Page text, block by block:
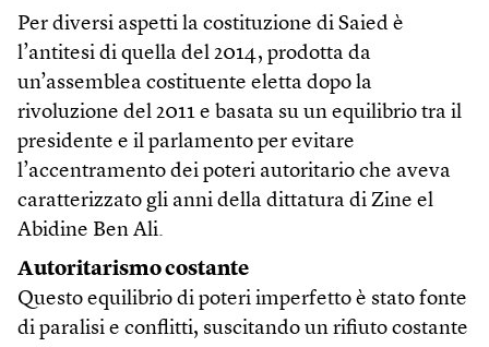
Per diversi aspetti la costituzione di Saied è
l’antitesi di quella del 2014, prodotta da
un’assemblea costituente eletta dopo la
rivoluzione del 2011 e basata su un equilibrio tra il
presidente e il parlamento per evitare
l’accentramento dei poteri autoritario che aveva
caratterizzato gli anni della dittatura di Zine el
Abidine Ben Ali.
Autoritarismo costante
Questo equilibrio di poteri imperfetto è stato fonte
di paralisi e conflitti, suscitando un rifiuto costante